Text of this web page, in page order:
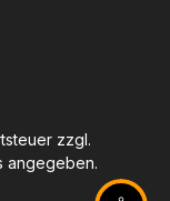
zzgl.
angegeben.